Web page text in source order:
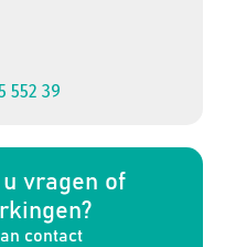
552 39
vragen of
contact